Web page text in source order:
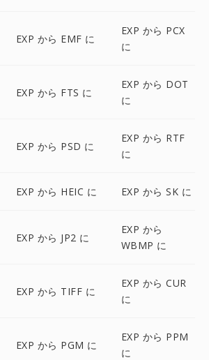
EXP から EMF に
EXP から PCX
に
EXP から FTS に
EXP から DOT
に
EXP から PSD に
EXP から RTF
に
EXP から HEIC に EXP から SK に
EXP から JP2 に
EXP から
WBMP に
EXP から TIFF に
EXP から CUR
に
EXP から PGM に
EXP から PPM
に